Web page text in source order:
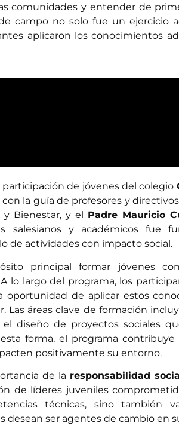
comunidades y entender de
campo no solo fue un ejercicio
aplicaron los conocimientos
de jóvenes del colegio
con la guía de profesores y
y Bienestar, y el Padre Mauricio
salesianos y académicos fue
de actividades con impacto social.
principal formar jóvenes
lo largo del programa, los
de aplicar estos
Las áreas clave de formación
diseño de proyectos sociales
forma, el programa
positivamente su entorno.
de la responsabilidad
de líderes juveniles
técnicas, sino también
desean ser agentes de cambio en